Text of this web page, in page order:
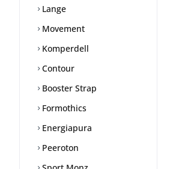
Lange
Movement
Komperdell
Contour
Booster Strap
Formothics
Energiapura
Peeroton